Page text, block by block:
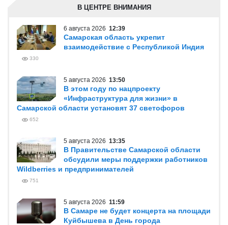
В ЦЕНТРЕ ВНИМАНИЯ
6 августа 2026 12:39
Самарская область укрепит
взаимодействие с Республикой Индия
330
5 августа 2026 13:50
В этом году по нацпроекту
«Инфраструктура для жизни» в
Самарской области установят 37 светофоров
652
5 августа 2026 13:35
В Правительстве Самарской области
обсудили меры поддержки работников
Wildberries и предпринимателей
751
5 августа 2026 11:59
В Самаре не будет концерта на площади
Куйбышева в День города